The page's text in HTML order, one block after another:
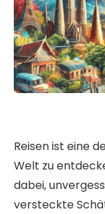
Reisen ist eine
Welt zu
dabei,
versteckte